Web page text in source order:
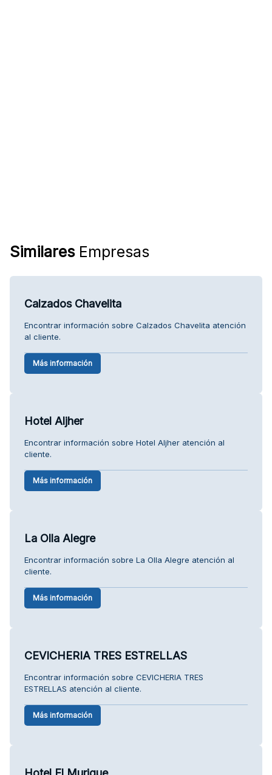
SimilaresEmpresas
Calzados Chavelita
Encontrar información sobre Calzados Chavelita atención
al cliente.
Más información
Hotel Aljher
Encontrar información sobre Hotel Aljher atención al
cliente.
Más información
La Olla Alegre
Encontrar información sobre La Olla Alegre atención al
cliente.
Más información
CEVICHERIA TRES ESTRELLAS
Encontrar información sobre CEVICHERIA TRES
ESTRELLAS atención al cliente.
Más información